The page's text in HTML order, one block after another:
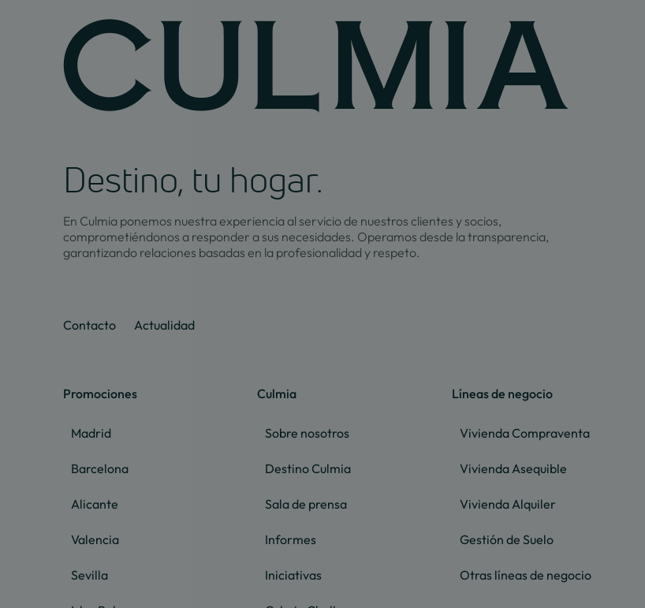
Destino, tu hogar.
En Culmia ponemos nuestra experiencia al servicio de nuestros clientes y socios,
comprometiéndonos a responder a sus necesidades. Operamos desde la transparencia,
garantizando relaciones basadas en la profesionalidad y respeto.
Contacto Actualidad
Promociones
Madrid
Barcelona
Alicante
Valencia
Sevilla
Culmia
Sobre nosotros
Destino Culmia
Sala de prensa
Informes
Iniciativas
Líneas de negocio
Vivienda Compraventa
Vivienda Asequible
Vivienda Alquiler
Gestión de Suelo
Otras líneas de negocio